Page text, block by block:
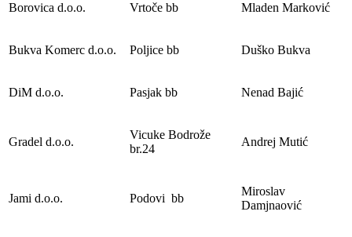
Borovica d.o.o. Vrtoče bb Mladen Marković
Bukva Komerc d.o.o. Poljice bb Duško Bukva
DiM d.o.o. Pasjak bb Nenad Bajić
Gradel d.o.o.
Vicuke Bodrože
br.24
Andrej Mutić
Jami d.o.o. Podovi bb
Miroslav
Damjnaović